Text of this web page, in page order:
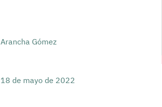
Arancha Gómez
18 de mayo de 2022